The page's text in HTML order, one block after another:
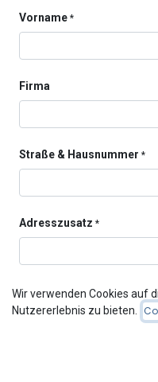
Vorname *
Firma
Straße & Hausnummer *
Adresszusatz *
Postleitzahl *
Wir verwenden Cookies auf
Nutzererlebnis zu bieten.